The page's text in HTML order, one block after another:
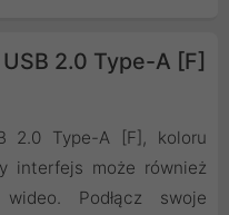
2.0 Type-A [F]
2.0 Type-A [F], koloru
interfejs może również
Podłącz swoje